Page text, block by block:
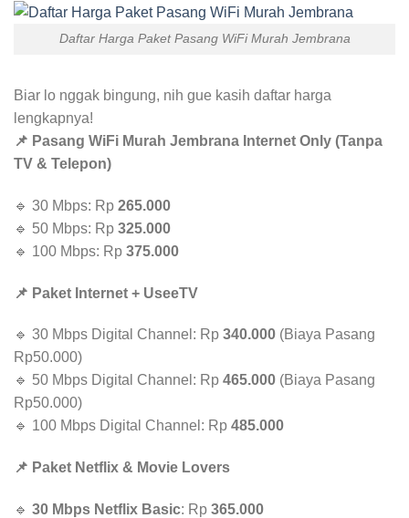
Daftar Harga Paket Pasang WiFi Murah Jembrana
Biar lo nggak bingung, nih gue kasih daftar harga
lengkapnya!
📌 Pasang WiFi Murah Jembrana Internet Only (Tanpa
TV & Telepon)
🔹 30 Mbps: Rp 265.000
🔹 50 Mbps: Rp 325.000
🔹 100 Mbps: Rp 375.000
📌 Paket Internet + UseeTV
🔹 30 Mbps Digital Channel: Rp 340.000 (Biaya Pasang
Rp50.000)
🔹 50 Mbps Digital Channel: Rp 465.000 (Biaya Pasang
Rp50.000)
🔹 100 Mbps Digital Channel: Rp 485.000
📌 Paket Netflix & Movie Lovers
🔹 30 Mbps Netflix Basic: Rp 365.000